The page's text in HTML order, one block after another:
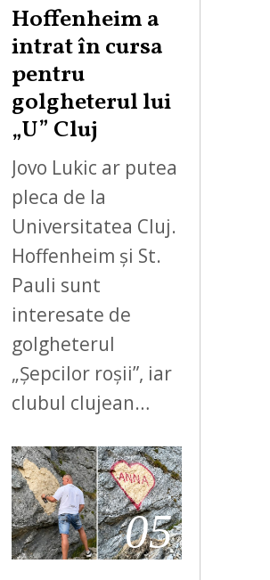
Hoffenheim a
intrat în cursa
pentru
golgheterul lui
„U” Cluj
Jovo Lukic ar putea
pleca de la
Universitatea Cluj.
Hoffenheim și St.
Pauli sunt
interesate de
golgheterul
„Șepcilor roșii”, iar
clubul clujean…
05